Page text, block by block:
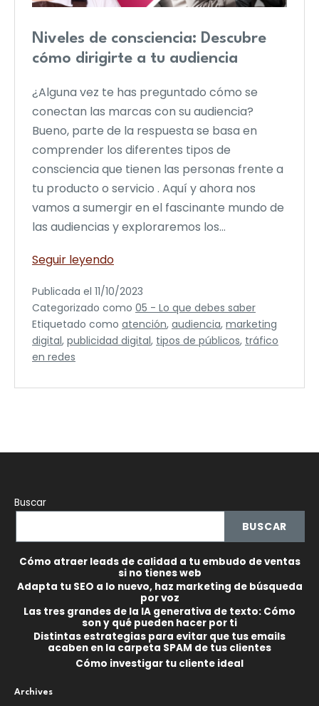
Niveles de consciencia: Descubre
cómo dirigirte a tu audiencia
¿Alguna vez te has preguntado cómo se
conectan las marcas con su audiencia?
Bueno, parte de la respuesta se basa en
comprender los diferentes tipos de
consciencia que tienen las personas frente a
tu producto o servicio . Aquí y ahora nos
vamos a sumergir en el fascinante mundo de
las audiencias y exploraremos los…
Seguir leyendoNiveles
consciencia:
Descubre
cómo
dirigirte
tu
Publicada el 11/10/2023
Categorizado como 05 - Lo que debes saber
Etiquetado como atención, audiencia, marketing
digital, publicidad digital, tipos de públicos, tráfico
en redes
Buscar
BUSCAR
Cómo atraer leads de calidad a tu embudo de ventas
si no tienes web
Adapta tu SEO a lo nuevo, haz marketing de búsqueda
por voz
Las tres grandes de la IA generativa de texto: Cómo
son y qué pueden hacer por ti
Distintas estrategias para evitar que tus emails
acaben en la carpeta SPAM de tus clientes
Cómo investigar tu cliente ideal
Archives